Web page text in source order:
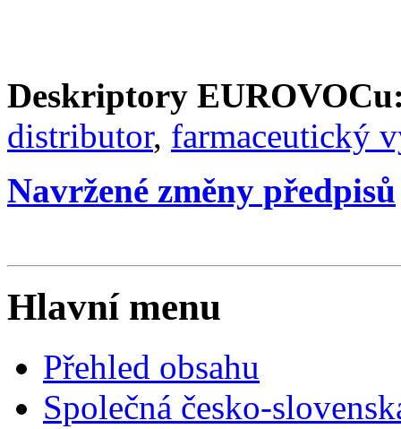
Deskriptory
distributor, farmaceutický
Navržené změny předpisů
Hlavní menu
Přehled obsahu
Společná česko-